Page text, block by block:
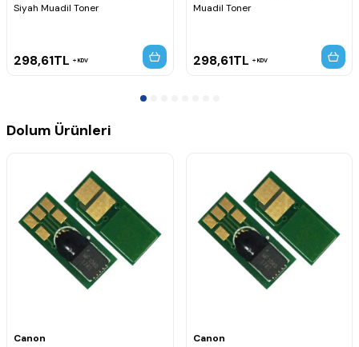
Siyah Muadil Toner
298,61TL KDV
Muadil Toner
298,61TL KDV
Dolum Ürünleri
Canon
Canon